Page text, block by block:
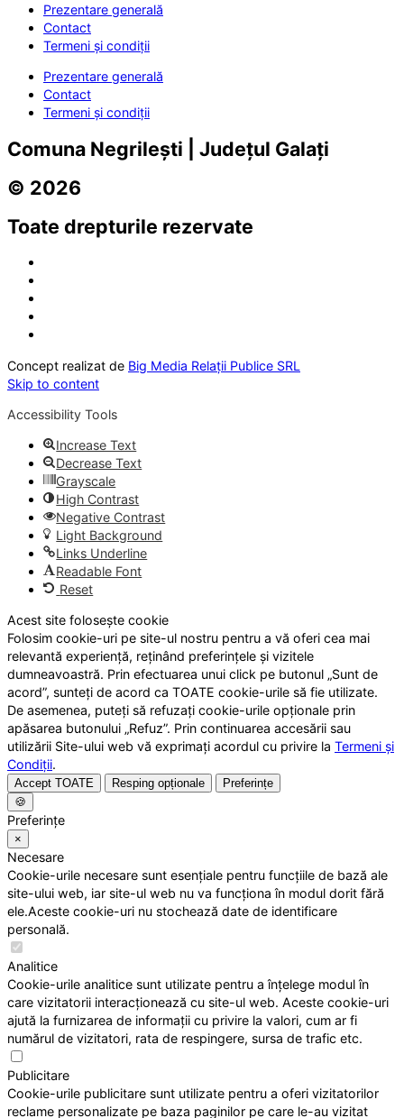
Prezentare generală
Contact
Termeni și condiții
Prezentare generală
Contact
Termeni și condiții
Comuna Negrilești | Județul Galați
© 2026
Toate drepturile rezervate
Concept realizat de Big Media Relații Publice SRL
Skip to content
Accessibility Tools
Increase Text
Decrease Text
Grayscale
High Contrast
Negative Contrast
Light Background
Links Underline
Readable Font
Reset
Acest site folosește cookie
Folosim cookie-uri pe site-ul nostru pentru a vă oferi cea mai
relevantă experiență, reținând preferințele și vizitele
dumneavoastră. Prin efectuarea unui click pe butonul „Sunt de
acord”, sunteți de acord ca TOATE cookie-urile să fie utilizate.
De asemenea, puteți să refuzați cookie-urile opționale prin
apăsarea butonului „Refuz”. Prin continuarea accesării sau
utilizării Site-ului web vă exprimați acordul cu privire la Termeni și
Condiții.
Accept TOATE Resping opționale
Preferințe
🍪
Preferințe
×
Necesare
Cookie-urile necesare sunt esențiale pentru funcțiile de bază ale
site-ului web, iar site-ul web nu va funcționa în modul dorit fără
ele.Aceste cookie-uri nu stochează date de identificare
personală.
Analitice
Cookie-urile analitice sunt utilizate pentru a înțelege modul în
care vizitatorii interacționează cu site-ul web. Aceste cookie-uri
ajută la furnizarea de informații cu privire la valori, cum ar fi
numărul de vizitatori, rata de respingere, sursa de trafic etc.
Publicitare
Cookie-urile publicitare sunt utilizate pentru a oferi vizitatorilor
reclame personalizate pe baza paginilor pe care le-au vizitat